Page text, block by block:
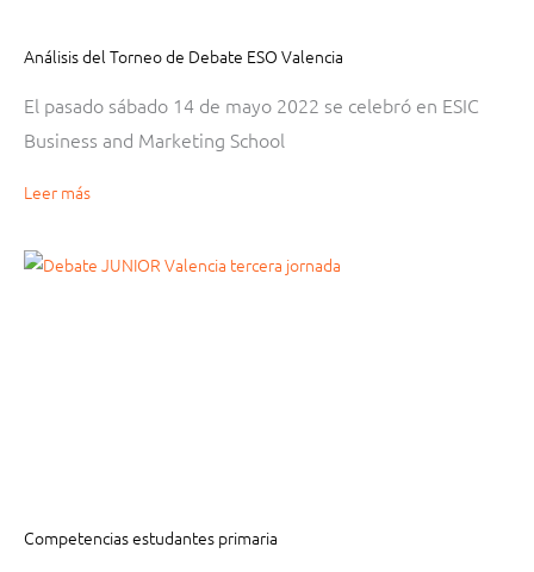
Análisis del Torneo de Debate ESO Valencia
El pasado sábado 14 de mayo 2022 se celebró en ESIC
Business and Marketing School
Leer más
Competencias estudantes primaria